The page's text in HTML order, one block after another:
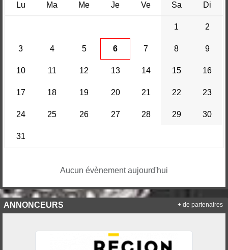
Lu Ma Me Je Ve Sa Di
1 2
3 4 5 6 7 8 9
10 11 12 13 14 15 16
17 18 19 20 21 22 23
24 25 26 27 28 29 30
31
Aucun évènement aujourd'hui
ANNONCEURS + de partenaires